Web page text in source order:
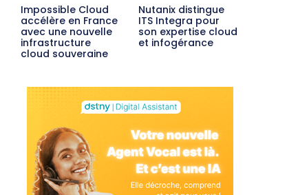
Impossible Cloud
accélère en France
avec une nouvelle
infrastructure
cloud souveraine
Nutanix distingue
ITS Integra pour
son expertise cloud
et infogérance